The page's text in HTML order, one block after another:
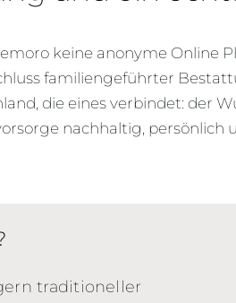
keine anonyme Online
familiengeführter
die eines verbindet: der
nachhaltig, persönlich
traditioneller